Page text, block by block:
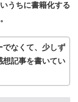
うちに書籍化する
でなくて、少しず
想記事を書いてい